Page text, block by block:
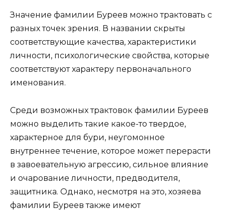
Значение фамилии Буреев можно трактовать с
разных точек зрения. В названии скрыты
соответствующие качества, характеристики
личности, психологические свойства, которые
соответствуют характеру первоначального
именования.
Среди возможных трактовок фамилии Буреев
можно выделить такие какое-то твердое,
характерное для бури, неугомонное
внутреннее течение, которое может перерасти
в завоевательную агрессию, сильное влияние
и очарование личности, предводителя,
защитника. Однако, несмотря на это, хозяева
фамилии Буреев также имеют